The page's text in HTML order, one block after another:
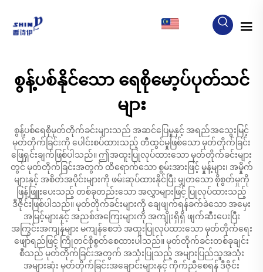
စွန့်ပစ်နိုင်သော ရေစိုမော့ပ်ပုတ်သင်
များ
စွန့်ပစ်ရေစိုမုတ်တိုက်ခင်းများသည် အဆင်ပြေမှုနှင့် အရည်အသွေးမြင့်
မုတ်တိုက်ခြင်းကို ပေါင်းစပ်ထားသည့် တီထွင်မှုဖြစ်သော မုတ်တိုက်ခြင်း
ဖြေရှင်းချက်ဖြစ်ပါသည်။ ဤအထူးပြုလုပ်ထားသော မုတ်တိုက်ခင်းများ
တွင် မုတ်တိုက်ခြင်းအတွက် ထိရောက်သော စွမ်းအားဖြင့် မှုန့်များ၊ အမှိုက်
များနှင့် အစိတ်အပိုင်းများကို ဖမ်းဆုပ်ထားနိုင်ပြီး မျှတသော စိုစွတ်မှုကို
ဖြန့်ဖြူးပေးသည့် တစ်ခုတည်းသော အလွှာများဖြင့် ပြုလုပ်ထားသည့်
ဒီဇိုင်းဖြစ်ပါသည်။ မုတ်တိုက်ခင်းများကို ချေဖျက်ရန်ခက်ခဲသော အမှေး
အမြင့်များနှင့် အညစ်အကြေးများကို အကျိုးရှိရှိ ဖျက်ဆီးပေးပြီး
အကြွင်းအကျန်များ မကျန်စေဘဲ အထူးပြုလုပ်ထားသော မုတ်တိုက်ရေး
ဖျော်ရည်ဖြင့် ကြိုတင်စိုစွတ်စေထားပါသည်။ မုတ်တိုက်ခင်းတစ်ခုချင်း
စီသည် မုတ်တိုက်ခြင်းအတွက် အသုံးပြုသည့် အများပြည်သူအသုံး
အများဆုံး မုတ်တိုက်ခြင်းအချောင်းများနှင့် ကိုက်ညီစေရန် ဒီဇိုင်း